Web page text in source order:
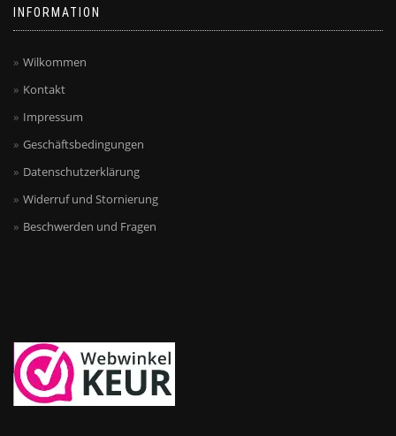
werden
werden
INFORMATION
Wilkommen
Kontakt
Impressum
Geschäftsbedingungen
Datenschutzerklärung
Widerruf und Stornierung
Beschwerden und Fragen